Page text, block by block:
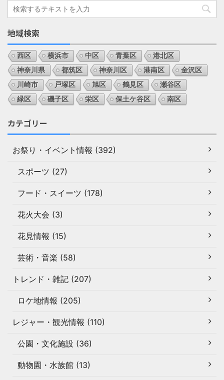
地域検索
西区 横浜市 中区 青葉区
港北区
神奈川県
都筑区 神奈川区 港南区
金沢区
川崎市
戸塚区 旭区 鶴見区
瀬谷区
緑区
磯子区 栄区 保土ケ谷区 南区
カテゴリー
お祭り・イベント情報 (392)
スポーツ (27)
フード・スイーツ (178)
花火大会 (3)
花見情報 (15)
芸術・音楽 (58)
トレンド・雑記 (207)
ロケ地情報 (205)
レジャー・観光情報 (110)
公園・文化施設 (36)
動物園・水族館 (13)